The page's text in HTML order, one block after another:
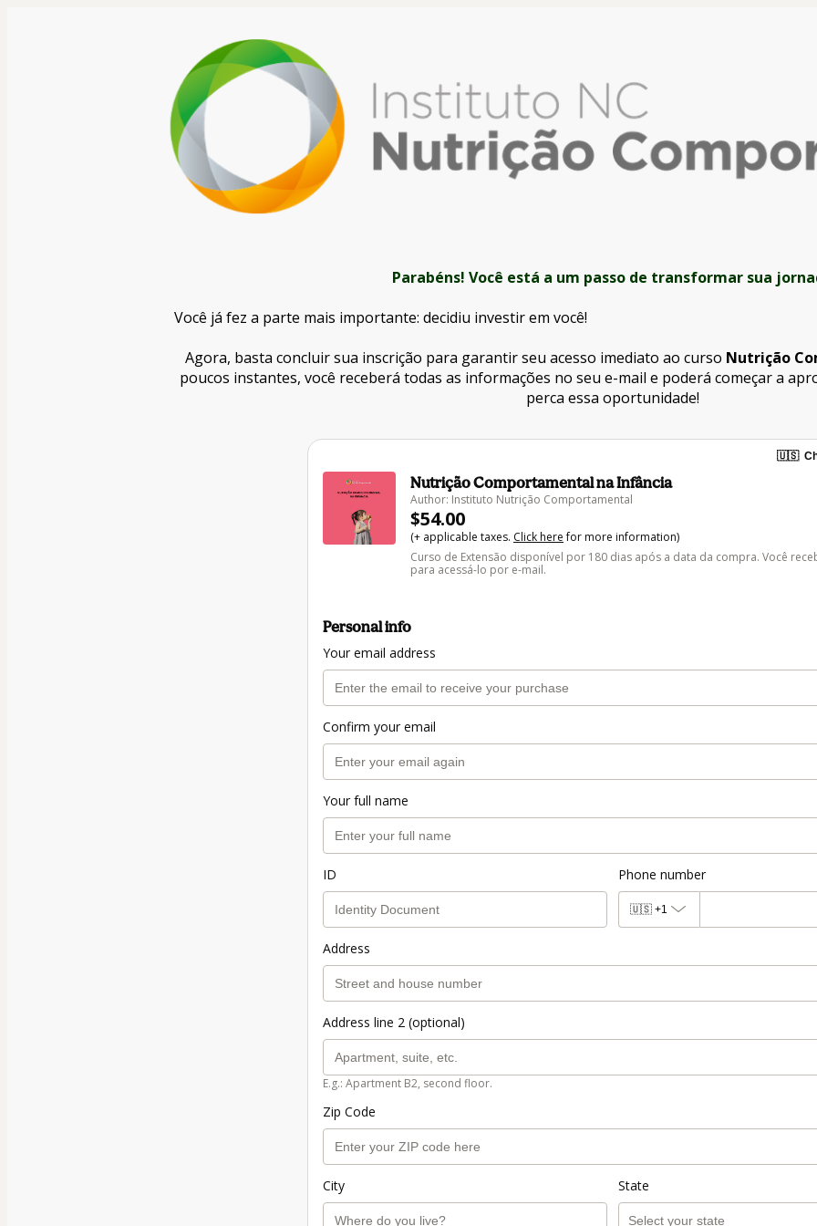
Parabéns! Você está a um passo de transformar sua
Você já fez a parte mais importante: decidiu investir em você!
Agora, basta concluir sua inscrição para garantir seu acesso imediato ao curso Nutrição
poucos instantes, você receberá todas as informações no seu e-mail e poderá começar a
perca essa oportunidade!
🇺🇸
Nutrição Comportamental na Infância
Author: Instituto Nutrição Comportamental
$54.00
(+ applicable taxes. Click herefor more information)
Curso de Extensão disponível por 180 dias após a data da compra. Você
para acessá-lo por e-mail.
Personal info
Your email address
Confirm your email
Your full name
ID Phone number
🇺🇸 +1
Address
Address line 2 (optional)
E.g.: Apartment B2, second floor.
Zip Code
City State